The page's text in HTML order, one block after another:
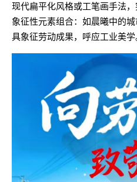
现代扁平化风格或工笔画手法
象征性元素组合：如晨曦中的
具象征劳动成果，呼应工业美学